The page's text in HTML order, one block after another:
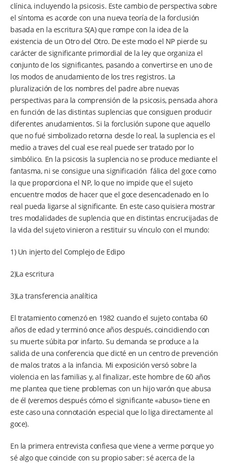
clínica, incluyendo la psicosis. Este cambio de perspectiva sobre
el síntoma es acorde con una nueva teoría de la forclusión
basada en la escritura S(A) que rompe con la idea de la
existencia de un Otro del Otro. De este modo el NP pierde su
carácter de significante primordial de la ley que organiza el
conjunto de los significantes, pasando a convertirse en uno de
los modos de anudamiento de los tres registros. La
pluralización de los nombres del padre abre nuevas
perspectivas para la comprensión de la psicosis, pensada ahora
en función de las distintas suplencias que consiguen producir
diferentes anudamientos. Si la forclusión supone que aquello
que no fué simbolizado retorna desde lo real, la suplencia es el
medio a traves del cual ese real puede ser tratado por lo
simbólico. En la psicosis la suplencia no se produce mediante el
fantasma, ni se consigue una significación fálica del goce como
la que proporciona el NP, lo que no impide que el sujeto
encuentre modos de hacer que el goce desencadenado en lo
real pueda ligarse al significante. En este caso quisiera mostrar
tres modalidades de suplencia que en distintas encrucijadas de
la vida del sujeto vinieron a restituir su vínculo con el mundo:
1) Un injerto del Complejo de Edipo
2)La escritura
3)La transferencia analítica
El tratamiento comenzó en 1982 cuando el sujeto contaba 60
años de edad y terminó once años después, coincidiendo con
su muerte súbita por infarto. Su demanda se produce a la
salida de una conferencia que dicté en un centro de prevención
de malos tratos a la infancia. Mi exposición versó sobre la
violencia en las familias y, al finalizar, este hombre de 60 años
me plantea que tiene problemas con un hijo varón que abusa
de él (veremos después cómo el significante «abuso» tiene en
este caso una connotación especial que lo liga directamente al
goce).
En la primera entrevista confiesa que viene a verme porque yo
sé algo que coincide con su propio saber: sé acerca de la